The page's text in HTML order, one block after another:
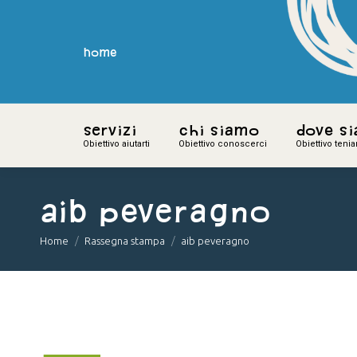
home
Servizi
Obiettivo aiutarti
Chi siamo
Obiettivo conoscerci
Dove
Obiettivo
aib peveragno
You are here:
Home Rassegna stampa aib peveragno
home
Servizi
Obiettivo aiutarti
Chi siamo
Obiettivo conoscerci
Dove
Obiettivo